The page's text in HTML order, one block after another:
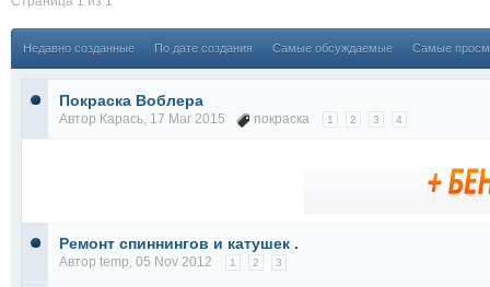
Недавно созданные По дате создания Самые обсуждаемые Самые
Покраска Воблера
Автор Карась, 17 Mar 2015 покраска 1 2 3 4
Ремонт спиннингов и катушек .
Автор temp, 05 Nov 2012 1 2 3